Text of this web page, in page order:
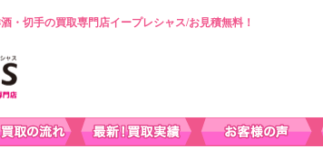
・切手の買取専門店イープレシャス/お見積無料！